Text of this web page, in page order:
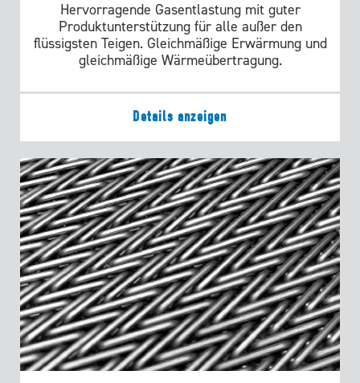
Hervorragende Gasentlastung mit guter
Produktunterstützung für alle außer den
flüssigsten Teigen. Gleichmäßige Erwärmung und
gleichmäßige Wärmeübertragung.
Details anzeigen